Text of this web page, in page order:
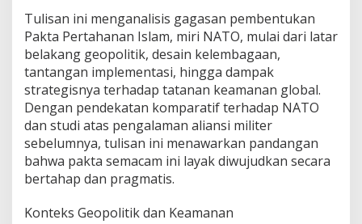
P
e
l
a
n
g
P
a
s
c
a
K
Tulisan ini menganalisis gagasan pembentukan
Pakta Pertahanan Islam, miri NATO, mulai dari latar
belakang geopolitik, desain kelembagaan,
tantangan implementasi, hingga dampak
strategisnya terhadap tatanan keamanan global.
Dengan pendekatan komparatif terhadap NATO
dan studi atas pengalaman aliansi militer
sebelumnya, tulisan ini menawarkan pandangan
bahwa pakta semacam ini layak diwujudkan secara
bertahap dan pragmatis.
Konteks Geopolitik dan Keamanan